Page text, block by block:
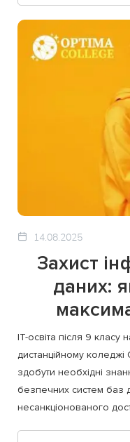
14.08.2025
Захист
даних:
ІТ-освіта після 9 класу
дистанційному коледжі
здобути необхідні
безпечних систем баз
несанкціонованого